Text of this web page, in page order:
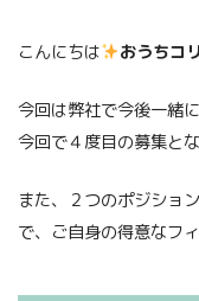
こんにちは おうちコ
今回は弊社で今後一緒
今回で４度目の募集と
また、２つのポジショ
で、ご自身の得意なフ